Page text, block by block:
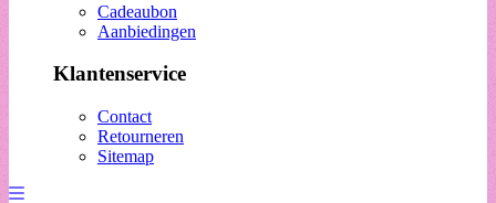
Cadeaubon
Aanbiedingen
Klantenservice
Contact
Retourneren
Sitemap